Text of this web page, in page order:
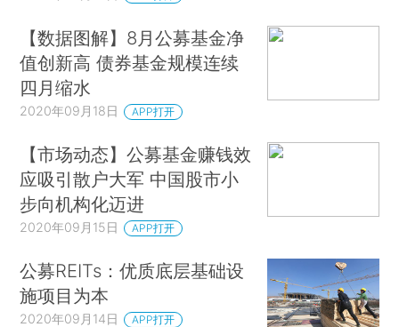
【数据图解】8月公募基金净
值创新高 债券基金规模连续
四月缩水
2020年09月18日 APP打开
【市场动态】公募基金赚钱效
应吸引散户大军 中国股市小
步向机构化迈进
2020年09月15日 APP打开
公募REITs：优质底层基础设
施项目为本
2020年09月14日 APP打开